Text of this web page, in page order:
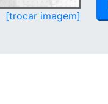
[trocar imagem]